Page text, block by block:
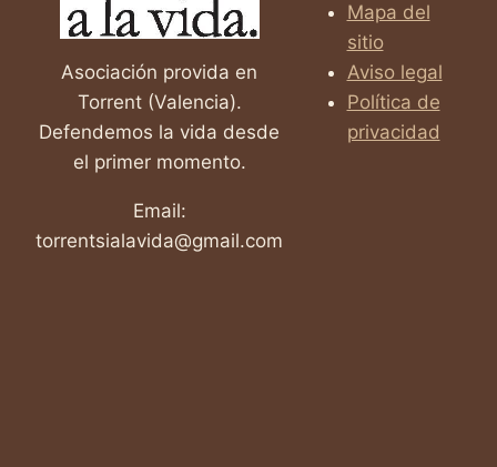
Asociación provida en
Torrent (Valencia).
Defendemos la vida desde
el primer momento.
Email:
torrentsialavida@gmail.com
Mapa del
sitio
Aviso legal
Política de
privacidad